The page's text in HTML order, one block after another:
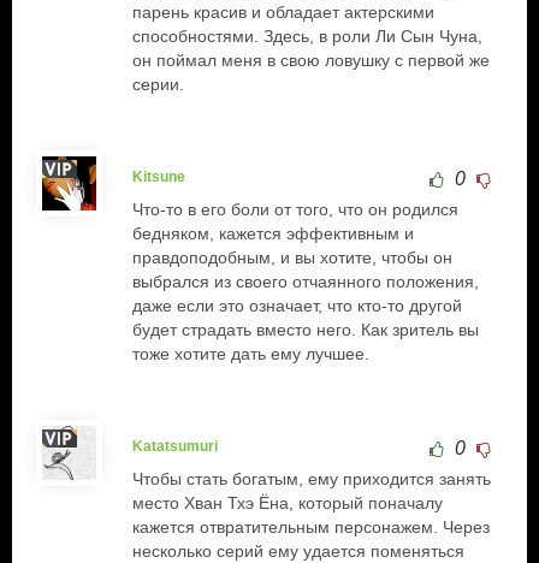
парень красив и обладает актерскими
способностями. Здесь, в роли Ли Сын Чуна,
он поймал меня в свою ловушку с первой же
серии.
Kitsune 0
Что-то в его боли от того, что он родился
бедняком, кажется эффективным и
правдоподобным, и вы хотите, чтобы он
выбрался из своего отчаянного положения,
даже если это означает, что кто-то другой
будет страдать вместо него. Как зритель вы
тоже хотите дать ему лучшее.
Katatsumuri 0
Чтобы стать богатым, ему приходится занять
место Хван Тхэ Ёна, который поначалу
кажется отвратительным персонажем. Через
несколько серий ему удается поменяться